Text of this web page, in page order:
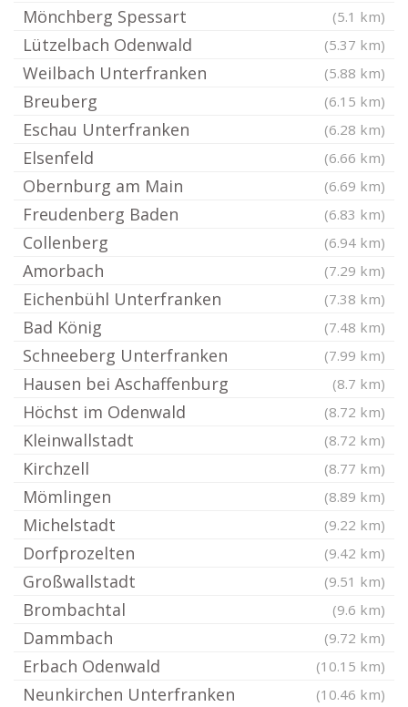
Mönchberg Spessart (5.1 km)
Lützelbach Odenwald (5.37 km)
Weilbach Unterfranken (5.88 km)
Breuberg (6.15 km)
Eschau Unterfranken (6.28 km)
Elsenfeld (6.66 km)
Obernburg am Main (6.69 km)
Freudenberg Baden (6.83 km)
Collenberg (6.94 km)
Amorbach (7.29 km)
Eichenbühl Unterfranken (7.38 km)
Bad König (7.48 km)
Schneeberg Unterfranken (7.99 km)
Hausen bei Aschaffenburg (8.7 km)
Höchst im Odenwald (8.72 km)
Kleinwallstadt (8.72 km)
Kirchzell (8.77 km)
Mömlingen (8.89 km)
Michelstadt (9.22 km)
Dorfprozelten (9.42 km)
Großwallstadt (9.51 km)
Brombachtal (9.6 km)
Dammbach (9.72 km)
Erbach Odenwald (10.15 km)
Neunkirchen Unterfranken (10.46 km)